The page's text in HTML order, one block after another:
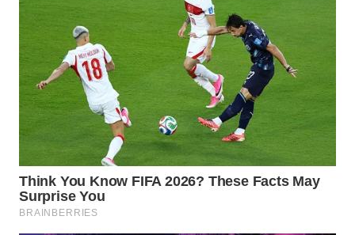
WAHANA
LISTRIK
WAHANA
TRAVEL
WAHANA
TV
WAHANANEWS